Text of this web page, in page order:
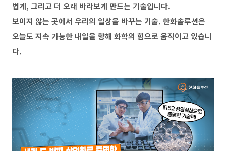
볍게, 그리고 더 오래 바라보게 만드는 기술입니다.
보이지 않는 곳에서 우리의 일상을 바꾸는 기술. 한화솔루션은
오늘도 지속 가능한 내일을 향해 화학의 힘으로 움직이고 있습니
다.